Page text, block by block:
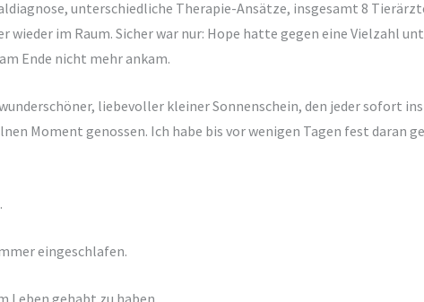
unterschiedliche Therapie-Ansätze, insgesamt 8
wieder im Raum. Sicher war nur: Hope hatte gegen eine Vielzahl
Ende nicht mehr ankam.
liebevoller kleiner Sonnenschein, den jeder sofort
Moment genossen. Ich habe bis vor wenigen Tagen fest daran
eingeschlafen.
Leben gehabt zu haben.